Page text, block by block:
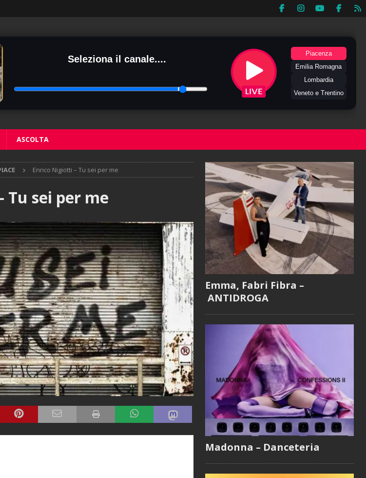
Seleziona il canale....
Piacenza
Emilia Romagna
Lombardia
Veneto e Trentino
ASCOLTA
Enrico Nigiotti – Tu sei per me
Tu sei per me
Emma, Fabri Fibra –
ANTIDROGA
Madonna – Danceteria